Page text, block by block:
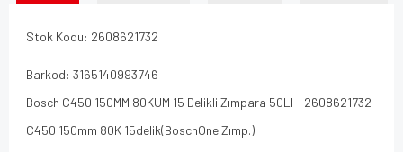
Stok Kodu: 2608621732
Barkod: 3165140993746
Bosch C450 150MM 80KUM 15 Delikli Zımpara 50LI - 2608621732
C450 150mm 80K 15delik(BoschOne Zımp.)